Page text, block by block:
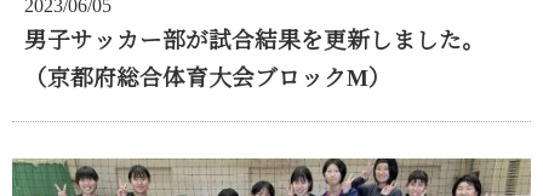
2023/06/05
男子サッカー部が試合結果を更新しました。
（京都府総合体育大会ブロックM）